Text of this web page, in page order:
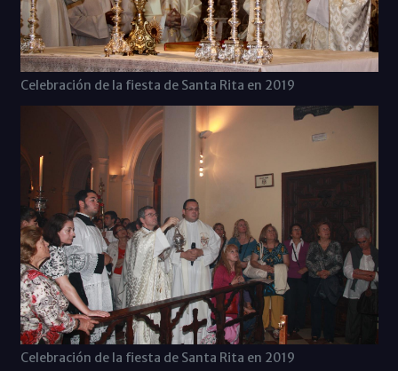
Celebración de la fiesta de Santa Rita en 2019
Celebración de la fiesta de Santa Rita en 2019